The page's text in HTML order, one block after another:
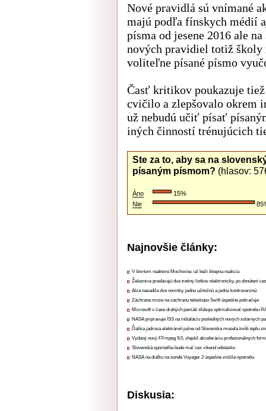
Nové pravidlá sú vnímané
majú podľa fínskych médií
písma od jesene 2016 ale
nových pravidiel totiž
voliteľne písané písmo
Časť kritikov poukazuje tiež
cvičilo a zlepšovalo okrem
už nebudú učiť písať
iných činností trénujúcich
Ste za to, aby sa na
písaným písmom? (hlasov:
Áno
15%
Nie
Najnovšie články:
V štvrtom reaktore Mochoviec už beží štiepna reakcia
Železnice predávajú dve tretiny lístkov elektronicky, po donútení
Alza nasadila dve novinky, jednu užitočnú a jednu kontroverznú
Záchrana misie na záchranu teleskopu Swift úspešne pokračuje
Microsoft v čase drahých pamätí sľubuje optimalizovať spotrebu
NASA pripravuje ISS na inštaláciu posledných nových solárnych
Ďalšia jadrová elektráreň južne od Slovenska musela kvôli teplu
Vydaný nový FFmpeg 9.0, zlepšil akceleráciu profesionálnych
Slovenská sporiteľňa bude mať cez víkend odstávku
NASA na diaľku na sonde Voyager 2 úspešne znížila spotrebu
Diskusia: